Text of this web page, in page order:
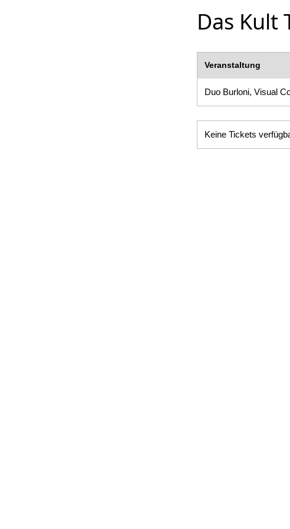
Das Kult
Veranstaltung
Duo Burloni, Visual
Keine Tickets